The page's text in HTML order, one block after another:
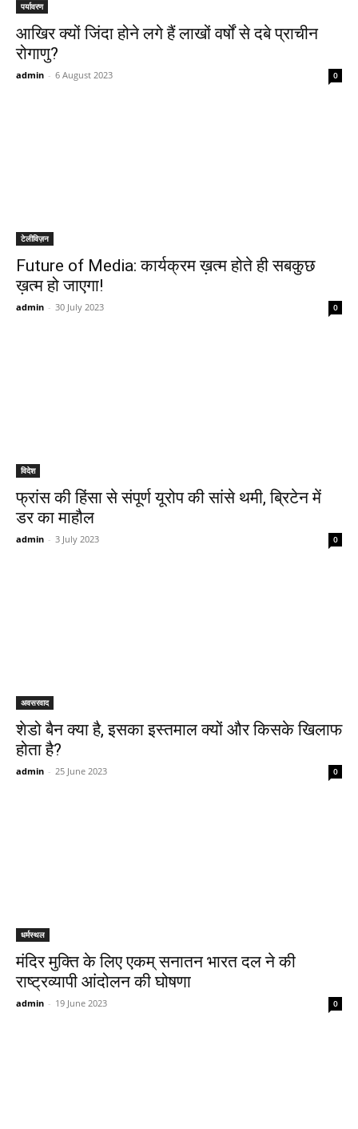
पर्यावरण
आखिर क्यों जिंदा होने लगे हैं लाखों वर्षों से दबे प्राचीन
रोगाणु?
admin - 6 August 2023 0
टेलीविज़न
Future of Media: कार्यक्रम ख़त्म होते ही सबकुछ
ख़त्म हो जाएगा!
admin - 30 July 2023 0
विदेश
फ्रांस की हिंसा से संपूर्ण यूरोप की सांसे थमी, ब्रिटेन में
डर का माहौल
admin - 3 July 2023 0
अवसरवाद
शेडो बैन क्या है, इसका इस्तमाल क्यों और किसके खिलाफ
होता है?
admin - 25 June 2023 0
धर्मस्थल
मंदिर मुक्ति के लिए एकम् सनातन भारत दल ने की
राष्ट्रव्यापी आंदोलन की घोषणा
admin - 19 June 2023 0